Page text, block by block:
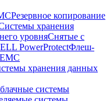
Резервное копирование
хранения
уровняСнятые с
PowerProtectФлеш-
хранения данных
системы